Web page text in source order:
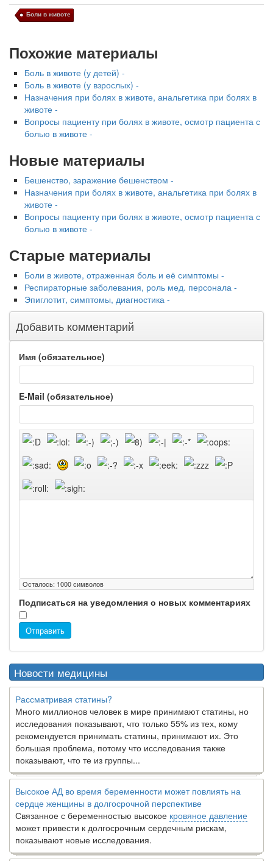
Боли в животе
Похожие материалы
Боль в животе (у детей) -
Боль в животе (у взрослых) -
Назначения при болях в животе, анальгетика при болях в
животе -
Вопросы пациенту при болях в животе, осмотр пациента с
болью в животе -
Новые материалы
Бешенство, заражение бешенством -
Назначения при болях в животе, анальгетика при болях в
животе -
Вопросы пациенту при болях в животе, осмотр пациента с
болью в животе -
Старые материалы
Боли в животе, отраженная боль и её симптомы -
Респираторные заболевания, роль мед. персонала -
Эпиглотит, симптомы, диагностика -
Добавить комментарий
Имя (обязательное)
E-Mail (обязательное)
Осталось: 1000символов
Подписаться на уведомления о новых комментариях
Отправить
Новости медицины
Рассматривая статины?
Много миллионов человек в мире принимают статины, но
исследования показывают, что только 55% из тех, кому
рекомендуется принимать статины, принимают их. Это
большая проблема, потому что исследования также
показывают, что те из группы...
Высокое АД во время беременности может повлиять на
сердце женщины в долгосрочной перспективе
Связанное с беременностью высокое кровяное давление
может привести к долгосрочным сердечным рискам,
показывают новые исследования.